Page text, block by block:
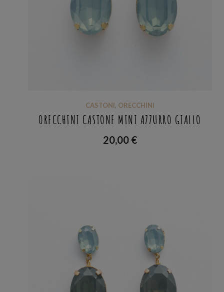
CASTONI, ORECCHINI
ORECCHINI CASTONE MINI AZZURRO GIALLO
20,00 €